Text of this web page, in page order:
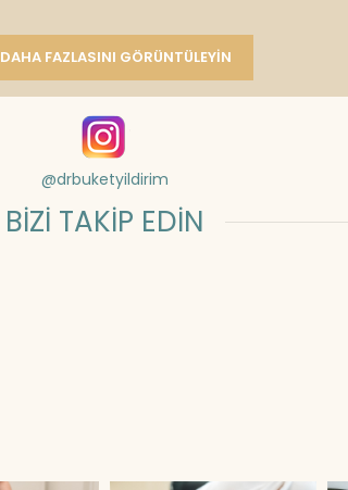
DAHA FAZLASINI GÖRÜNTÜLEYIN
@drbuketyildirim
BİZİ TAKİP EDİN